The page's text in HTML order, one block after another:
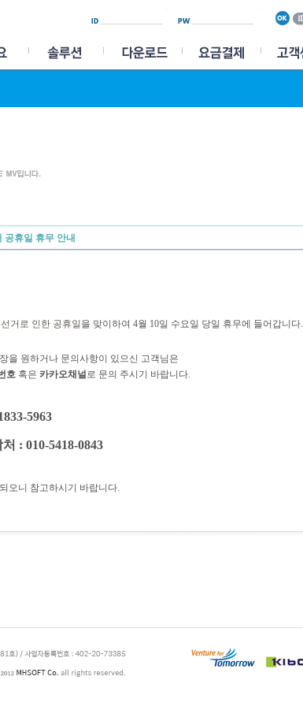
공휴일 휴무 안내
거로 인한 공휴일 을 맞이하여 4월 10일 수요일 당일 휴무에 들어갑니다.
을 원하거나 문의사항이 있으신 고객님은
호 혹은 카카오채널로 문의 주시기 바랍니다.
5963
처 : 010-5418-0843
오니 참고하시기 바랍니다.